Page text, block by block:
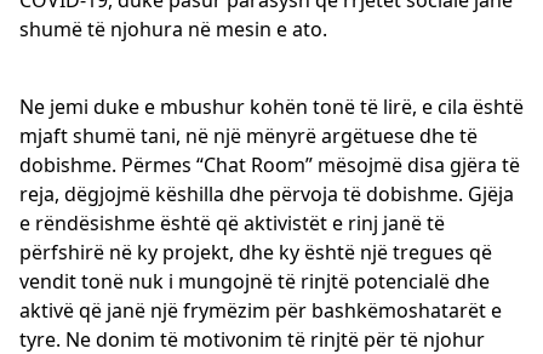
shumë të njohura në mesin e ato.
Ne jemi duke e mbushur kohën tonë të lirë, e cila është
mjaft shumë tani, në një mënyrë argëtuese dhe të
dobishme. Përmes “Chat Room” mësojmë disa gjëra të
reja, dëgjojmë këshilla dhe përvoja të dobishme. Gjëja
e rëndësishme është që aktivistët e rinj janë të
përfshirë në ky projekt, dhe ky është një tregues që
vendit tonë nuk i mungojnë të rinjtë potencialë dhe
aktivë që janë një frymëzim për bashkëmoshatarët e
tyre. Ne donim të motivonim të rinjtë për të njohur